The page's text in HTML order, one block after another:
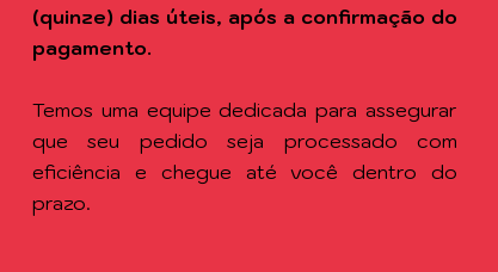
(quinze) dias úteis, após a confirmação do
pagamento.
Temos uma equipe dedicada para assegurar
que seu pedido seja processado com
eficiência e chegue até você dentro do
prazo.